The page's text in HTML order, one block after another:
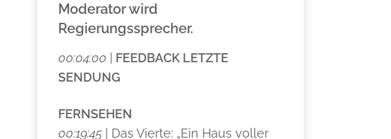
Moderator wird
Regierungssprecher.
00:04:00 | FEEDBACK LETZTE
SENDUNG
FERNSEHEN
00:19:45| Das Vierte: „Ein Haus voller